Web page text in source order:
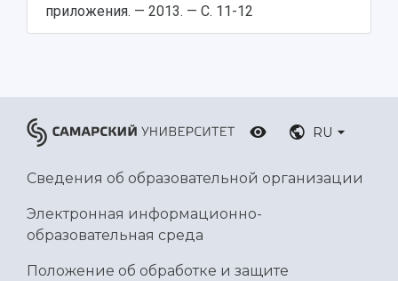
приложения. — 2013. — С. 11-12
RU
Сведения об образовательной организации
Электронная информационно-
образовательная среда
Положение об обработке и защите